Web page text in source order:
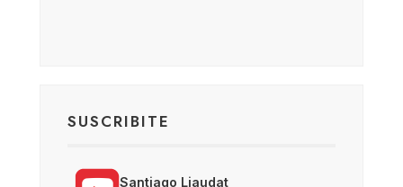
SUSCRIBITE
Santiago Liaudat